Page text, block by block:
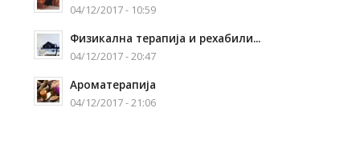
04/12/2017 - 10:59
Физикална терапија и рехабили...
04/12/2017 - 20:47
Ароматерапија
04/12/2017 - 21:06